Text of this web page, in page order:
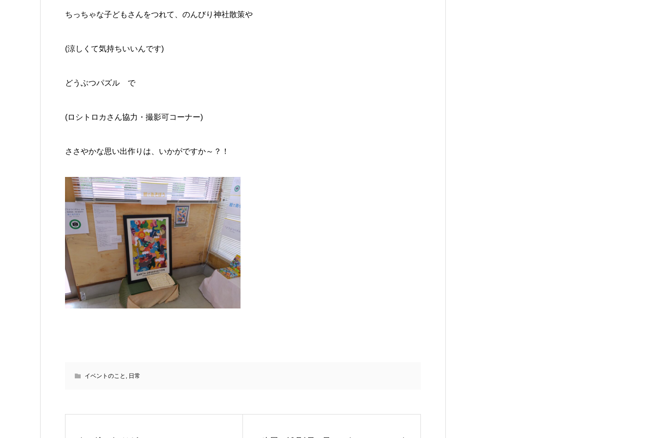
ちっちゃな子どもさんをつれて、のんびり神社散策や
(涼しくて気持ちいいんです)
どうぶつパズル で
(ロシトロカさん協力・撮影可コーナー)
ささやかな思い出作りは、いかがですか～？！
イベントのこと , 日常